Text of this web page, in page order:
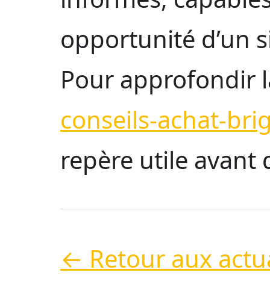
opportunité d’un
Pour approfondir
conseils-achat-
repère utile avant
← Retour aux